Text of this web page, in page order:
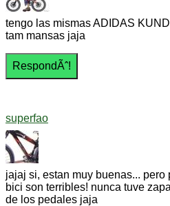
tengo las mismas ADIDAS
tam mansas jaja
superfao
jajaj si, estan muy buenas... pero
bici son terribles! nunca tuve
de los pedales jaja